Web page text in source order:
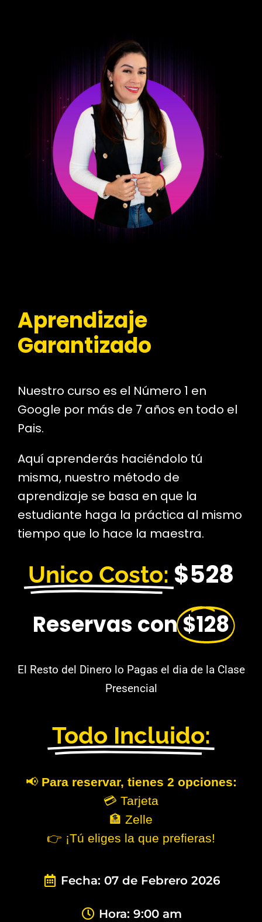
Aprendizaje
Garantizado
Nuestro curso es el Número 1 en
Google por más de 7 años en todo el
Pais.
Aquí aprenderás haciéndolo tú
misma, nuestro método de
aprendizaje se basa en que la
estudiante haga la práctica al mismo
tiempo que lo hace la maestra.
Unico Costo: $528
Reservas con$128
El Resto del Dinero lo Pagas el dia de la Clase
Presencial
Todo Incluido:
📢 Para reservar, tienes 2 opciones:
💳 Tarjeta
🏦 Zelle
👉 ¡Tú eliges la que prefieras!
Fecha: 07 de Febrero 2026
Hora: 9:00 am